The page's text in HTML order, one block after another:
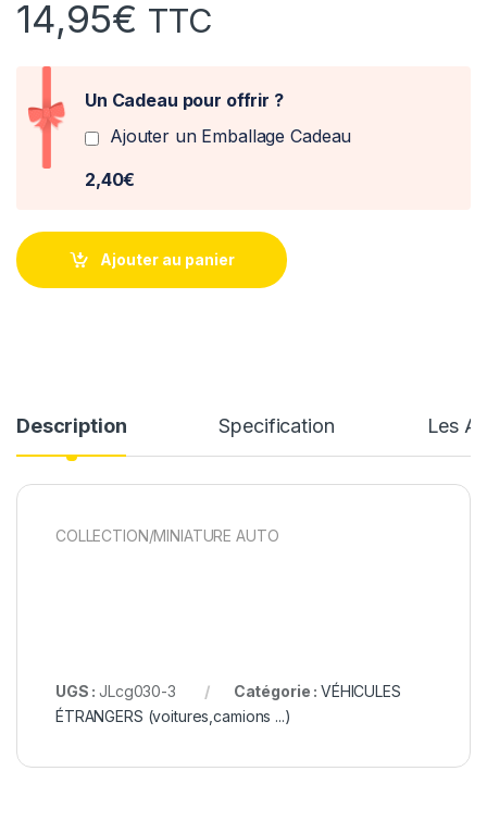
14,95€ TTC
Un Cadeau pour offrir ?
Ajouter un Emballage Cadeau
2,40€
Ajouter au panier
Description Specification Les
COLLECTION/MINIATURE AUTO
UGS :JLcg030-3 Catégorie : VÉHICULES
ÉTRANGERS (voitures,camions ...)